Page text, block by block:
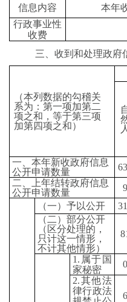
信息内容
本年
行政事业性
收费
三、收到和处理政府
（本列数据的勾稽关
系为：第一项加第二
项之和，等于第三项
加第四项之和）
人
一、本年新收政府信息
公开申请数量
二、上年结转政府信息
公开申请数量
9
（一）予以公开
（二）部分公开
（区分处理的，
只计这一情形，
不计其他情形）
1. 属于国
家秘密
0
2.其他法
律行政法
6